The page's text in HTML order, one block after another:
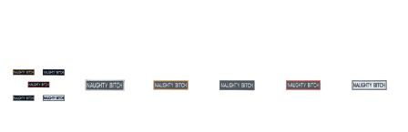
ØL & Spiritus